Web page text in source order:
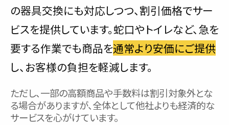
の器具交換にも対応しつつ、割引価格でサー
ビスを提供しています。蛇口やトイレなど、急を
要する作業でも商品を通常より安価にご提供
し、お客様の負担を軽減します。
ただし、一部の高額商品や手数料は割引対象外とな
る場合がありますが、全体として他社よりも経済的な
サービスを心がけています。